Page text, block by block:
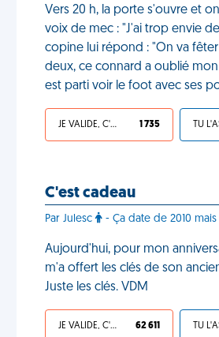
Vers 20 h, la porte s'ouvre et
voix de mec : "J'ai trop envie
copine lui répond : "On va
deux, ce connard a oublié
est parti voir le foot avec ses
JE VALIDE, C'EST UNE VDM 1 735
C'est cadeau
Par Julesc - Ça date de 2010
Aujourd'hui, pour mon
m'a offert les clés de son
Juste les clés. VDM
JE VALIDE, C'EST UNE VDM 62 611